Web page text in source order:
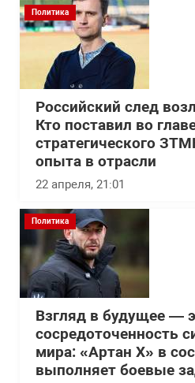
Политика
Российский след
Кто поставил во
стратегического
опыта в отрасли
22 апреля, 21:01
Политика
Взгляд в будущее —
сосредоточенность
мира: «Артан Х» в
выполняет боевые